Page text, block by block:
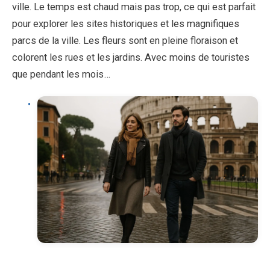
ville. Le temps est chaud mais pas trop, ce qui est parfait
pour explorer les sites historiques et les magnifiques
parcs de la ville. Les fleurs sont en pleine floraison et
colorent les rues et les jardins. Avec moins de touristes
que pendant les mois…